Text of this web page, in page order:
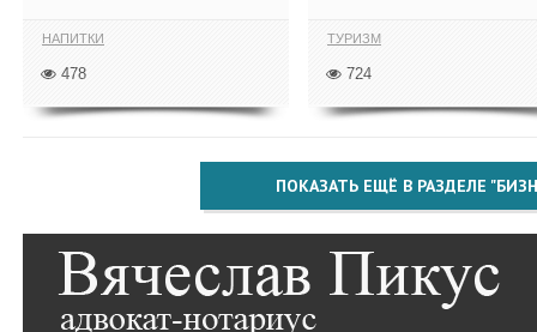
НАПИТКИ
478
ТУРИЗМ
724
ПОКАЗАТЬ ЕЩЁ В РАЗДЕЛЕ